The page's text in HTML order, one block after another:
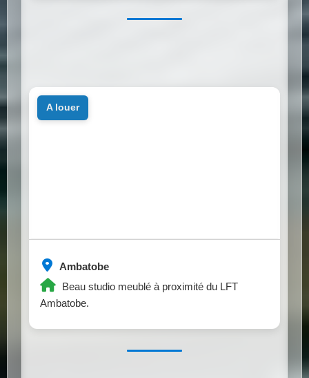
Ambatobe
Beau studio meublé à proximité du LFT
Ambatobe.
a louer